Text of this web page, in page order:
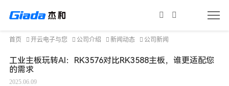
首页 开云电子与您 公司介绍 新闻动态 公司新闻
工业主板玩转AI：RK3576对比RK3588主板，谁更适配您
的需求
2025.06.09